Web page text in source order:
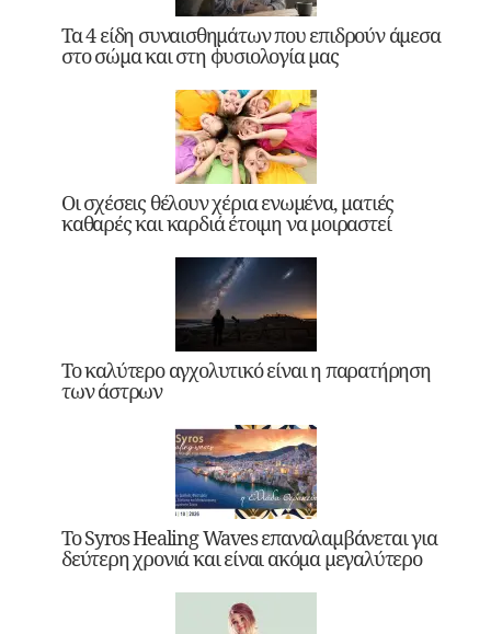
Τα 4 είδη συναισθημάτων που επιδρούν άμεσα
στο σώμα και στη φυσιολογία μας
Οι σχέσεις θέλουν χέρια ενωμένα, ματιές
καθαρές και καρδιά έτοιμη να μοιραστεί
Το καλύτερο αγχολυτικό είναι η παρατήρηση
των άστρων
Το Syros Healing Waves επαναλαμβάνεται για
δεύτερη χρονιά και είναι ακόμα μεγαλύτερο